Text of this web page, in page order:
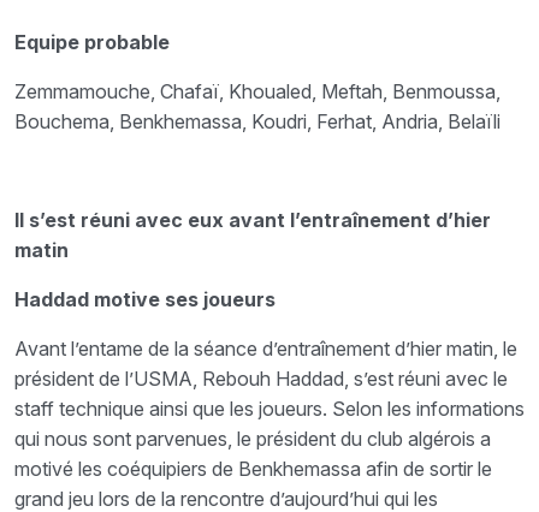
Equipe probable
Zemmamouche, Chafaï, Khoualed, Meftah, Benmoussa,
Bouchema, Benkhemassa, Koudri, Ferhat, Andria, Belaïli
Il s’est réuni avec eux avant l’entraînement d’hier
matin
Haddad motive ses joueurs
Avant l’entame de la séance d’entraînement d’hier matin, le
président de l’USMA, Rebouh Haddad, s’est réuni avec le
staff technique ainsi que les joueurs. Selon les informations
qui nous sont parvenues, le président du club algérois a
motivé les coéquipiers de Benkhemassa afin de sortir le
grand jeu lors de la rencontre d’aujourd’hui qui les